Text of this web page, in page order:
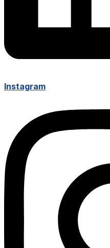
Instagram